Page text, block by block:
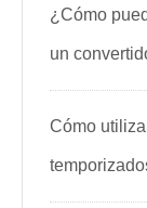
¿Cómo
un
Cómo